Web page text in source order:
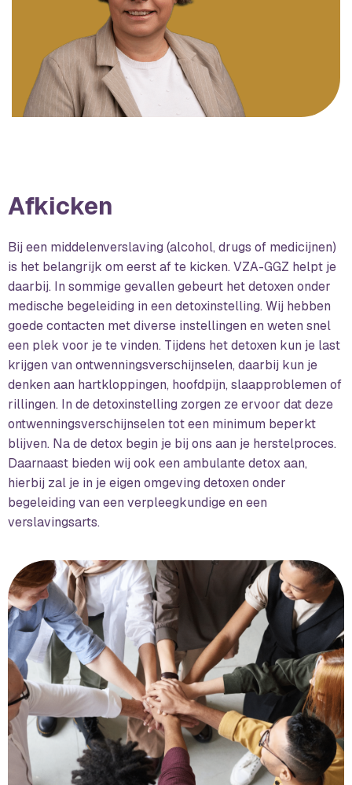
Afkicken
Bij een middelenverslaving (alcohol, drugs of medicijnen)
is het belangrijk om eerst af te kicken. VZA-GGZ helpt je
daarbij. In sommige gevallen gebeurt het detoxen onder
medische begeleiding in een detoxinstelling. Wij hebben
goede contacten met diverse instellingen en weten snel
een plek voor je te vinden. Tijdens het detoxen kun je last
krijgen van ontwenningsverschijnselen, daarbij kun je
denken aan hartkloppingen, hoofdpijn, slaapproblemen of
rillingen. In de detoxinstelling zorgen ze ervoor dat deze
ontwenningsverschijnselen tot een minimum beperkt
blijven. Na de detox begin je bij ons aan je herstelproces.
Daarnaast bieden wij ook een ambulante detox aan,
hierbij zal je in je eigen omgeving detoxen onder
begeleiding van een verpleegkundige en een
verslavingsarts.